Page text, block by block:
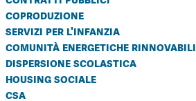
coproduzione
servizi per l'infanzia
comunità energetiche rinnovabili
dispersione scolastica
housing sociale
csa